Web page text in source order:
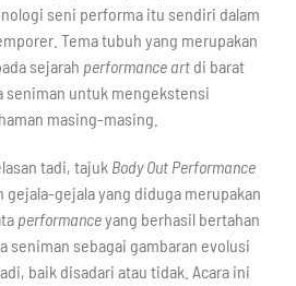
seni performa itu sendiri dalam
Tema tubuh yang merupakan
sejarah performance art di barat
seniman untuk mengekstensi
masing-masing.
tadi, tajuk Body Out Performance
gejala-gejala yang diduga merupakan
performanceyang berhasil bertahan
seniman sebagai gambaran evolusi
baik disadari atau tidak. Acara ini